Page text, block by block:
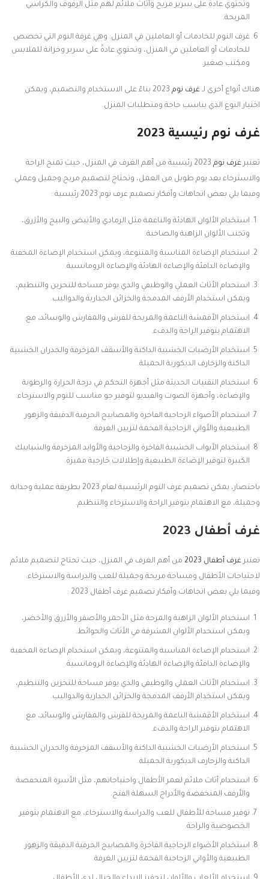
وتحتوي عادةً على سرير مريح وأثاث ملائم لهم مثل الرفوف والكراسي
المريحة.
غرف النوم للخادمات أو العاملين في المنزل: وهي غرفة النوم التي تخصص
للخادمات أو العاملين في المنزل، وتحتوي عادةً على سرير وخزانة للملابس
ومكتب صغير.
هناك أنواع أخرى لـ غرف نوم
2023 بناءً على الاستخدام والتصميم، ويمكن
اختيار النوع الذي يناسب حاجة ومتطلبات المنزل.
غرف نوم رئيسية 2023
تعتبر غرف نوم
2023 رئيسية من أهم الغرف في المنزل، حيث تمنح الراحة
والاسترخاء بعد يوم طويل من العمل، وتحتاج لتصميم مريح وجميل وعملي.
وفيما يلي بعض اتجاهات وأفكار تصميم غرف نوم 2023 رئيسية :
استخدام الألوان الهادئة والناعمة مثل الرمادي والأبيض والبيج والأزرق،
وتجنب الألوان الزاهية والصاخبة.
استخدام الإضاءة المناسبة والمتنوعة، ويمكن استخدام الإضاءة المخفية
والإضاءة الدافئة والإضاءة الهادئة والإضاءة الرومانسية.
استخدام الأثاث العملي والوظيفي والذي يوفر مساحة للتخزين والتنظيم،
ويمكن استخدام الأرفف المدمجة والخزائن الجدارية والدواليب.
استخدام الأقمشة الناعمة والمريحة للفرش والمفارش والوسائد، مع
الاهتمام بتوفير الراحة والدفء.
استخدام الأرضيات الخشبية الداكنة والأسقف المزخرفة والجدران الخشبية
الداكنة والزخارف الديكورية الجميلة.
استخدام التقنيات الحديثة مثل أجهزة التحكم في درجة الحرارة والرطوبة
والإضاءة، وأجهزة الصوت والفيديو لتوفير جو مناسب للنوم والاسترخاء.
استخدام الأضواء الزجاجية الفاخرة والمصابيح الحرفية الدقيقة والزهور
الطبيعية والأواني الزجاجية الفخمة لتزيين الغرفة.
استخدام الأبواب الخشبية الفاخرة والزجاجية والأوابد المزخرفة والشبابيك
الكبيرة لتوفير الإضاءة الطبيعية وإطلالات خارجية مميزة.
باختصار، يمكن تصميم غرف النوم الرئيسية لعام 2023 بطريقة عملية وجذابة
وجميلة، مع الاهتمام بتوفير الراحة والاسترخاء والتنظيم.
غرف أطفال 2023
تعتبر غرف أطفال 2023
من أهم الغرف في المنزل، حيث تحتاج لتصميم ملائم
لاحتياجات الأطفال ومساحة مريحة وجميلة للعب والدراسة والاسترخاء.
وفيما يلي بعض اتجاهات وأفكار تصميم غرف أطفال 2023 :
استخدام الألوان الزاهية والمرحة مثل الأحمر والأصفر والأزرق والأخضر،
ويمكن استخدام الألوان المشرقة في الأثاث والحوائط.
استخدام الإضاءة المناسبة والمتنوعة، ويمكن استخدام الإضاءة المخفية
والإضاءة الدافئة والإضاءة الهادئة والإضاءة الرومانسية.
استخدام الأثاث العملي والوظيفي والذي يوفر مساحة للتخزين والتنظيم،
ويمكن استخدام الأرفف المدمجة والخزائن الجدارية والدواليب.
استخدام الأقمشة الناعمة والمريحة للفرش والمفارش والوسائد، مع
الاهتمام بتوفير الراحة والدفء.
استخدام الأرضيات الخشبية الداكنة والأسقف المزخرفة والجدران الخشبية
الداكنة والزخارف الديكورية الجميلة.
استخدام أثاث ملائم لعمر الأطفال واحتياجاتهم، مثل الأسرة المنخفضة
والأرفف المنخفضة والأدراج السهلة الفتح.
توفير مساحة للأطفال للعب والدراسة والاسترخاء، مع الاهتمام بتوفير
الخصوصية والراحة.
استخدام الأضواء الزجاجية الفاخرة والمصابيح الحرفية الدقيقة والزهور
الطبيعية والأواني الزجاجية الفخمة لتزيين الغرفة.